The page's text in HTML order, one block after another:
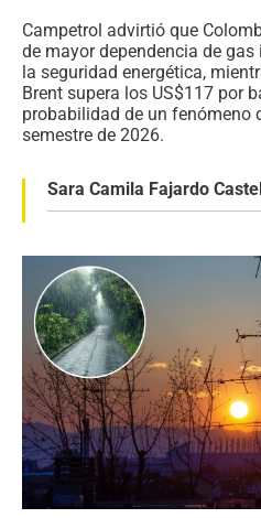
Campetrol advirtió que
de mayor dependencia de
la seguridad energética,
Brent supera los US$117 por
probabilidad de un fenómeno
semestre de 2026.
Sara Camila Fajardo